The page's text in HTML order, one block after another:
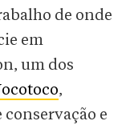
de onde
em
um dos
,
e